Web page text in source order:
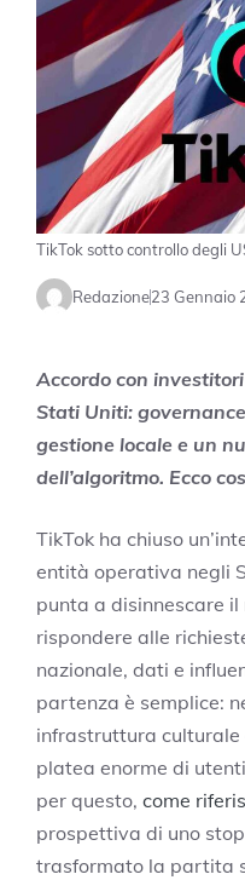
TikTok sotto controllo degli
Redazione23 Gennaio
Accordo con
Stati Uniti:
gestione locale e un
dell’algoritmo. Ecco
TikTok ha chiuso
entità operativa negli
punta a disinnescare
rispondere alle
nazionale, dati e
partenza è semplice:
infrastruttura culturale
platea enorme di
per questo, come
prospettiva di uno
trasformato la partita